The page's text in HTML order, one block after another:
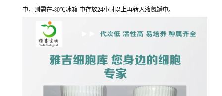
中，则需在-80℃冰箱 中存放24小时以上再转入液氮罐中。